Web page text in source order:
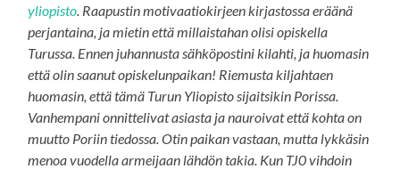
yliopisto . Raapustin motivaatiokirjeen kirjastossa eräänä
perjantaina, ja mietin että millaistahan olisi opiskella
Turussa. Ennen juhannusta sähköpostini kilahti, ja huomasin
että olin saanut opiskelunpaikan! Riemusta kiljahtaen
huomasin, että tämä Turun Yliopisto sijaitsikin Porissa.
Vanhempani onnittelivat asiasta ja nauroivat että kohta on
muutto Poriin tiedossa. Otin paikan vastaan, mutta lykkäsin
menoa vuodella armeijaan lähdön takia. Kun TJ0 vihdoin